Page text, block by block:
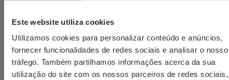
Este website utiliza cookies
Utilizamos cookies para personalizar conteúdo e anúncios,
fornecer funcionalidades de redes sociais e analisar o nosso
tráfego. Também partilhamos informações acerca da sua
utilização do site com os nossos parceiros de redes sociais,